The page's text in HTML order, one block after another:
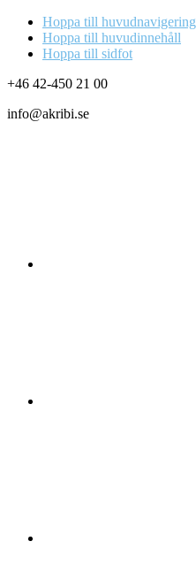
Hoppa till huvudnavigering
Hoppa till huvudinnehåll
Hoppa till sidfot
+46 42-450 21 00
info@akribi.se